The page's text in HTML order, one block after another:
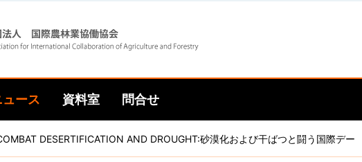
navigation
content
ュース 資料室 問合せ
DESERTIFICATION AND DROUGHT:砂漠化および干ばつと闘う国際デー